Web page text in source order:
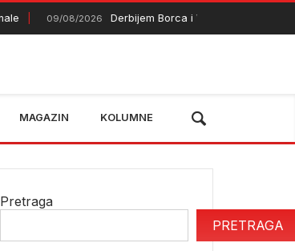
09/08/2026 Derbijem Borca i Veleža završava se
MAGAZIN KOLUMNE
Pretraga
PRETRAGA